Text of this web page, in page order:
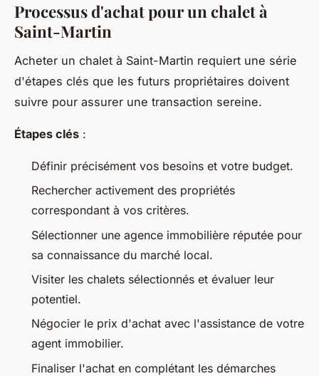
Processus d'achat pour un chalet à
Saint-Martin
Acheter un chalet à Saint-Martin requiert une série
d'étapes clés que les futurs propriétaires doivent
suivre pour assurer une transaction sereine.
Étapes clés :
Définir précisément vos besoins et votre budget.
Rechercher activement des propriétés
correspondant à vos critères.
Sélectionner une agence immobilière réputée pour
sa connaissance du marché local.
Visiter les chalets sélectionnés et évaluer leur
potentiel.
Négocier le prix d'achat avec l'assistance de votre
agent immobilier.
Finaliser l'achat en complétant les démarches